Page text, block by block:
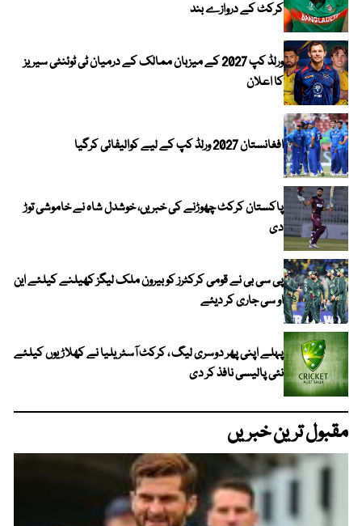
کرکٹ کے دروازے بند
ورلڈ کپ 2027 کے میزبان ممالک کے درمیان ٹی ٹوئنٹی سیریز
کا اعلان
افغانستان 2027 ورلڈ کپ کے لیے کوالیفائی کرگیا
پاکستان کرکٹ چھوڑنے کی خبریں، خوشدل شاہ نے خاموشی توڑ
دی
پی سی بی نے قومی کرکٹرز کو بیرون ملک لیگز کھیلنے کیلئے این
او سی جاری کر دیئے
پہلے اپنی پھر دوسری لیگ ، کرکٹ آسٹریلیا نے کھلاڑیوں کیلئے
نئی پالیسی نافذ کر دی
مقبول ترین خبریں